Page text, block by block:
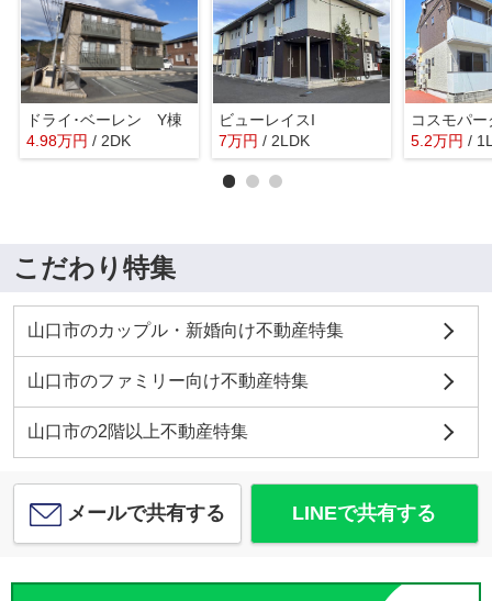
ドライ･ベーレン Y棟
4.98万円 / 2DK
ビューレイスI
7万円 / 2LDK
コスモパ
5.2万円 /
こだわり特集
山口市のカップル・新婚向け不動産特集
山口市のファミリー向け不動産特集
山口市の2階以上不動産特集
メールで共有する LINEで共有する